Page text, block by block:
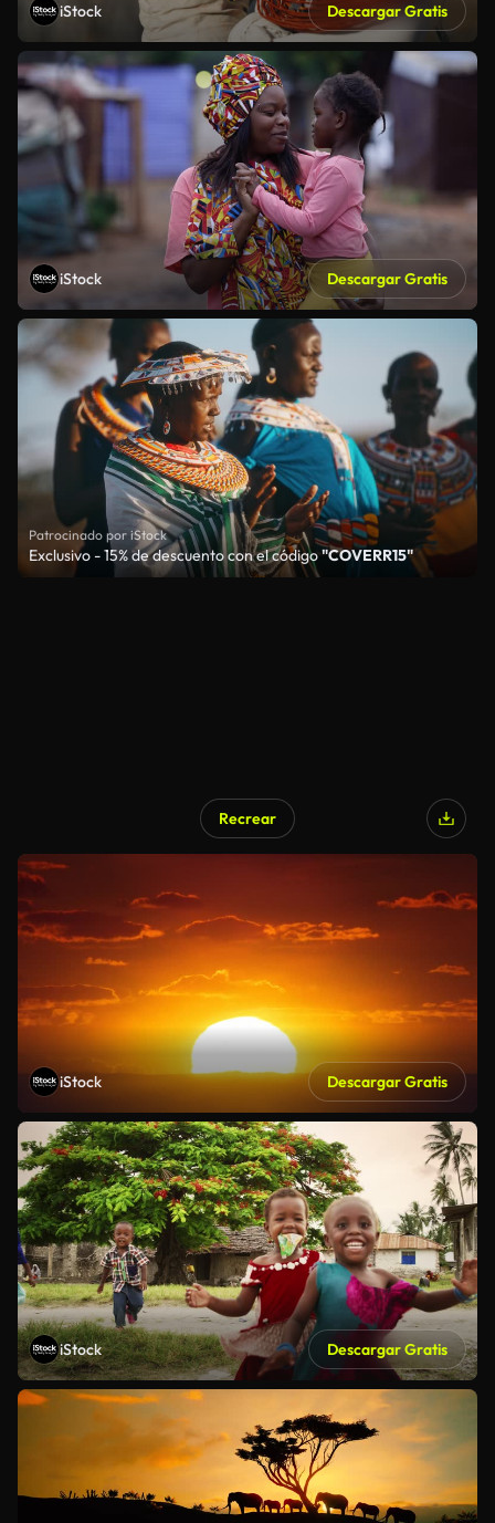
iStock Descargar Gratis
iStock Descargar Gratis
Patrocinado por iStock
Exclusivo - 15% de descuento con el código"COVERR15"
Recrear
iStock Descargar Gratis
iStock Descargar Gratis